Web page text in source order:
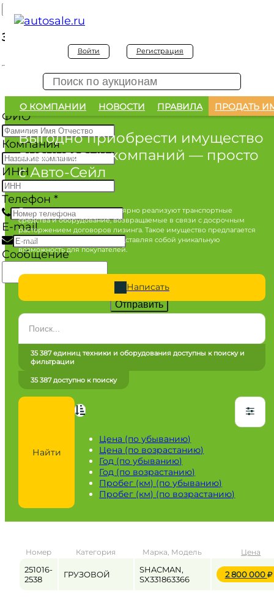
Войти Регистрация
О КОМПАНИИ НОВОСТИ ПРАВИЛА ПРОДАТЬ
Выгодно приобрести имущество
лизинговых компаний — просто
с Авто-Сейл
Лизинговые компании регулярно реализуют транспортные
средства и оборудование, возвращаемые в связи с досрочным
расторжением договоров лизинга. Такое имущество предлагается
по конкурентным ценам, представляя собой уникальную
возможность для покупателей.
Написать
Марка
Все марки
Город / регион
от до
Пробег / Наработка
Найти
Цена (по убыванию)
Цена (по возрастанию)
Год (по убыванию)
Год (по возрастанию)
Пробег (км) (по убыванию)
Пробег (км) (по возрастанию)
35 387 единиц техники и оборудования доступны к поиску и
фильтрации
35 387 доступно к поиску
Номер Категория Марка, Модель Цена
251016-
2538
ГРУЗОВОЙ
SHACMAN,
SX331863366
2 800 000
Заявка на покупку
Заявка на покупку изъятого а/м
ФИО*
Компания
ИНН
Телефон *
E-mail
Сообщение
Отправить